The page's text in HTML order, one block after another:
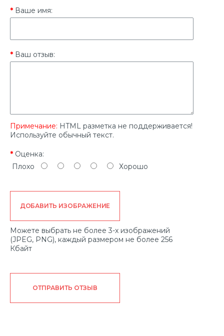
Ваше имя:
Ваш отзыв:
Примечание: HTML разметка не поддерживается!
Используйте обычный текст.
Оценка:
Плохо
Хорошо
ДОБАВИТЬ ИЗОБРАЖЕНИЕ
Можете выбрать не более 3-х изображений
(JPEG, PNG), каждый размером не более 256
Кбайт
ОТПРАВИТЬ ОТЗЫВ